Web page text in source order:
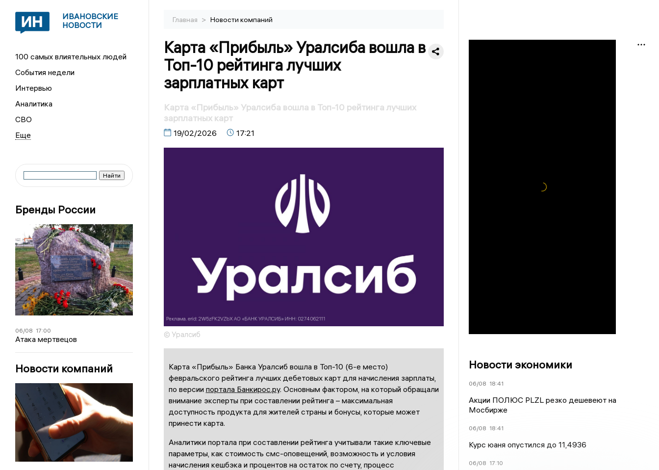
ИВАНОВСКИЕ
НОВОСТИ
100 самых влиятельных людей
События недели
Интервью
Аналитика
СВО
Бренды России
06/08 17:00
Атака мертвецов
Новости компаний
Главная > Новости компаний
Карта «Прибыль» Уралсиба вошла в
Топ-10 рейтинга лучших
зарплатных карт
Карта «Прибыль» Уралсиба вошла в Топ-10 рейтинга лучших
зарплатных карт
19/02/2026 17:21
© Уралсиб
Карта «Прибыль» Банка Уралсиб вошла в Топ-10 (6-е место)
февральского рейтинга лучших дебетовых карт для начисления зарплаты,
по версии портала Банкирос.ру. Основным фактором, на который обращали
внимание эксперты при составлении рейтинга – максимальная
доступность продукта для жителей страны и бонусы, которые может
принести карта.
Аналитики портала при составлении рейтинга учитывали такие ключевые
параметры, как стоимость смс-оповещений, возможность и условия
начисления кешбэка и процентов на остаток по счету, процесс
Новости экономики
06/08 18:41
Акции ПОЛЮС PLZL резко дешевеют на
Мосбирже
06/08 18:41
Курс юаня опустился до 11,4936
06/08 17:10